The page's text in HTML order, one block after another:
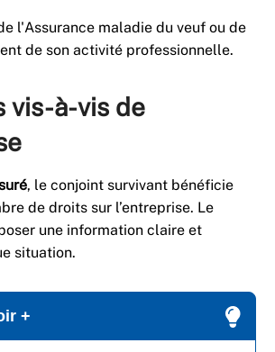
l'Assurance maladie du veuf ou de
de son activité professionnelle.
vis-à-vis de
, le conjoint survivant bénéficie
de droits sur l’entreprise. Le
une information claire et
situation.
+